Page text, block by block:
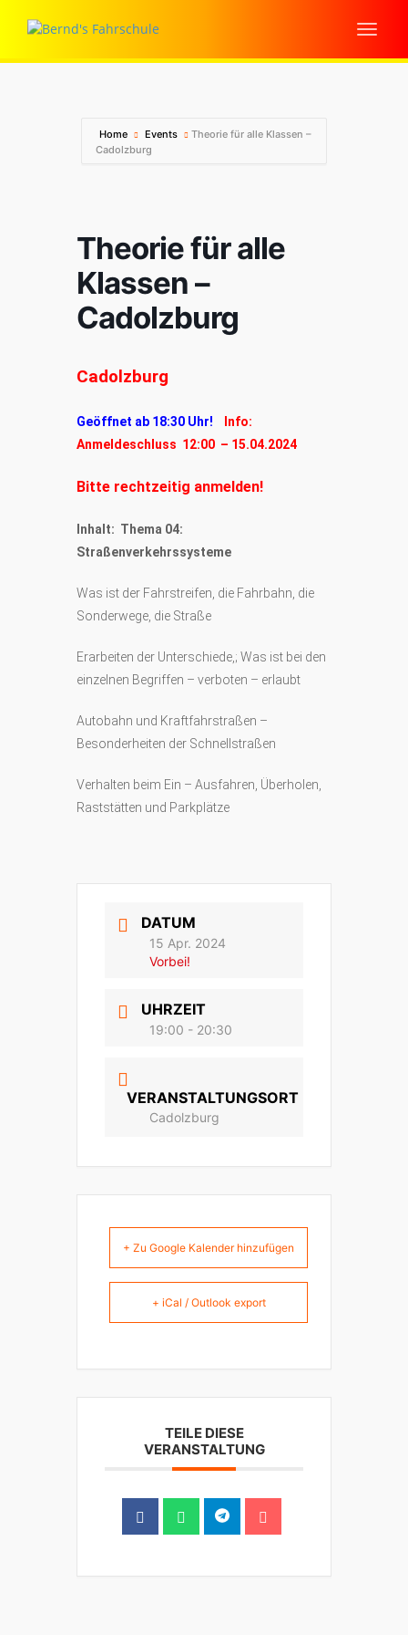
Home Events
Theorie für alle Klassen –
Cadolzburg
Theorie für alle
Klassen –
Cadolzburg
Cadolzburg
Geöffnet ab 18:30 Uhr!
Info:
Anmeldeschluss 12:00 – 15.04.2024
Bitte rechtzeitig anmelden!
Inhalt: Thema 04:
Straßenverkehrssysteme
Was ist der Fahrstreifen, die Fahrbahn, die
Sonderwege, die Straße
Erarbeiten der Unterschiede,; Was ist bei den
einzelnen Begriffen – verboten – erlaubt
Autobahn und Kraftfahrstraßen –
Besonderheiten der Schnellstraßen
Verhalten beim Ein – Ausfahren, Überholen,
Raststätten und Parkplätze
DATUM
15 Apr. 2024
Vorbei!
UHRZEIT
19:00 - 20:30
VERANSTALTUNGSORT
Cadolzburg
+ Zu Google Kalender hinzufügen
+ iCal / Outlook export
TEILE DIESE
VERANSTALTUNG